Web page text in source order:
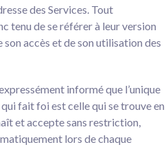
des Services. Tout
tenu de se référer à leur version
son accès et de son utilisation des
informé que l’unique
fait foi est celle qui se trouve en
et accepte sans restriction,
lors de chaque